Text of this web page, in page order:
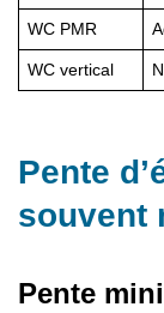
WC PMR
WC vertical
Pente
souvent
Pente